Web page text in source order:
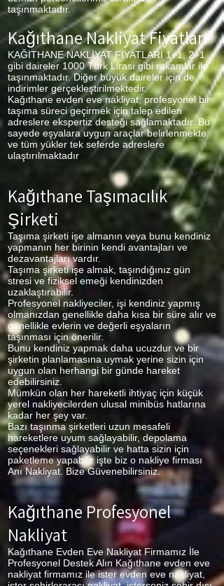
taşınmaktadır.
Kağıthane Nakliyat Fiyatları
KAĞITHANE NAKLİYAT FİYATLARI 1+1, 2+1
gibi daireler 1000 Türk Lirası gibi rakamlar ile
taşınmaktadır. Diğer büyük daireler için de
indirimler gerçekleştirilmektedir.
Kağıthane evden eve nakliyat, profesyonel bir
taşıma süreci geçirmek için talep edilen
adreslere ekspertiz desteği sağlamaktadır. Bu
sayede eşyalara uygun araçlar belirlenmekte
ve tüm yükler tek seferde adreslere
ulaştırılmaktadır
Kağıthane Taşımacılık
Şirketi
Taşıma şirketi işe almanın veya bunu kendiniz
yapmanın her birinin kendi avantajları ve
dezavantajları vardır.
Taşıma şirketi işe almak, taşındığınız gün
stresi ve fiziksel emeği kendinizden
uzaklaştırabilir.
Profesyonel nakliyeciler, işi kendiniz yapmış
olmanızdan genellikle daha kısa bir süre alır ve
genellikle evlerin ve değerli eşyaların
taşınması için önerilir.
Bunu kendiniz yapmak daha ucuzdur ve bir
şirketin planlamasına uymak yerine sizin için
uygun olan herhangi bir günde hareket
edebilirsiniz.
Mümkün olan her hareketli ihtiyaç için küçük
yerel nakliyecilerden ulusal minibüs hatlarına
kadar her şey var.
Bazı taşınma şirketleri uzun mesafeli
hareketlere uyum sağlayabilir, depolama
seçenekleri sağlayabilir ve hatta sizin için
paketleme yapabilir işte biz o nakliye firması
Anı Nakliyat. Bize Güvenebilirsiniz.
Kağıthane Profesyonel
Nakliyat
Kağıthane Evden Eve Nakliyat Firmamız İle
Profesyonel Destek Alın Kağıthane evden eve
nakliyat firmamız ile ister evden eve nakliyat,